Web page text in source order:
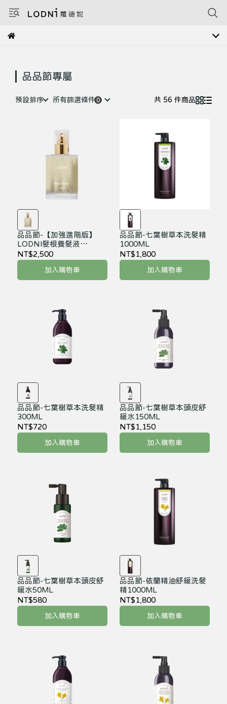
品品節專屬
預設排序 所有篩選條件 共 56 件商品
品品節-【加強進階版】
LODNI髮根養髮液
100mL（有涼）
NT$2,500
加入購物車
品品節-七葉樹草本洗髮精
1000ML
NT$1,800
加入購物車
品品節-七葉樹草本洗髮精
300ML
NT$720
加入購物車
品品節-七葉樹草本頭皮舒
緩水150ML
NT$1,150
加入購物車
品品節-七葉樹草本頭皮舒
緩水50ML
NT$580
加入購物車
品品節-依蘭精油舒緩洗髮
精1000ML
NT$1,800
加入購物車